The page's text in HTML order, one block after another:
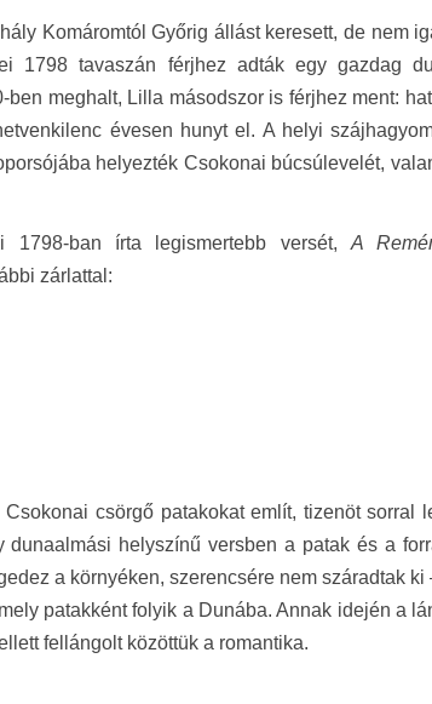
Komáromtól Győrig állást keresett, de nem
1798 tavaszán férjhez adták egy gazdag
ben meghalt, Lilla másodszor is férjhez ment:
évesen hunyt el. A helyi
helyezték Csokonai búcsúlevelét,
1798-ban írta legismertebb versét,A
zárlattal:
csörgő patakokat említ, tizenöt sorral
dunaalmási helyszínű versben a patak és a
a környéken, szerencsére nem száradtak
patakként folyik a Dunába. Annak idején a
fellángolt közöttük a romantika.